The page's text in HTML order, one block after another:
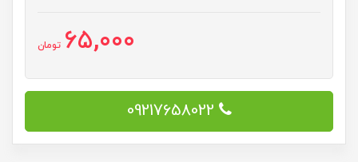
65,000 تومان
09217658022